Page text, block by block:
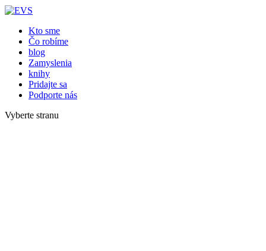
Kto sme
Čo robíme
blog
Zamyslenia
knihy
Pridajte sa
Podporte nás
Vyberte stranu